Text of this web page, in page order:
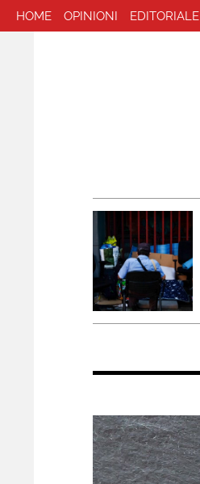
HOME OPINIONI EDITORIALE